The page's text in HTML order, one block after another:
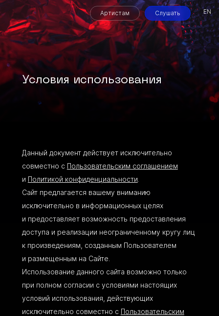
Артистам Слушать EN
Условия использования
Данный документ действует исключительно
совместно с Пользовательским соглашением
и Политикой конфиденциальности
Сайт предлагается вашему вниманию
исключительно в информационных целях
и предоставляет возможность предоставления
доступа и реализации неограниченному кругу лиц
к произведениям, созданным Пользователем
и размещенным на Сайте.
Использование данного сайта возможно только
при полном согласии с условиями настоящих
условий использования, действующих
исключительно совместно с Пользовательским